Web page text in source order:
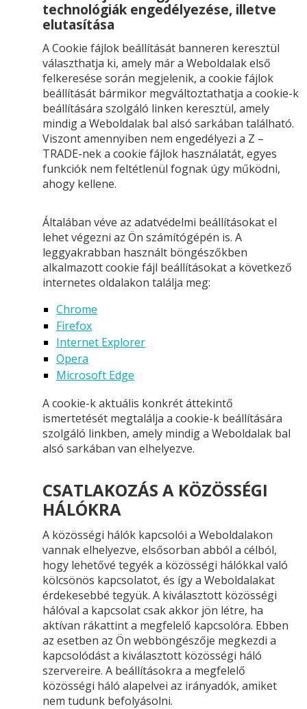
technológiák engedélyezése, illetve
elutasítása
A Cookie fájlok beállítását banneren keresztül
választhatja ki, amely már a Weboldalak első
felkeresése során megjelenik, a cookie fájlok
beállítását bármikor megváltoztathatja a cookie-k
beállítására szolgáló linken keresztül, amely
mindig a Weboldalak bal alsó sarkában található.
Viszont amennyiben nem engedélyezi a Z –
TRADE-nek a cookie fájlok használatát, egyes
funkciók nem feltétlenül fognak úgy működni,
ahogy kellene.
Általában véve az adatvédelmi beállításokat el
lehet végezni az Ön számítógépén is. A
leggyakrabban használt böngészőkben
alkalmazott cookie fájl beállításokat a következő
internetes oldalakon találja meg:
Chrome
Firefox
Internet Explorer
Opera
Microsoft Edge
A cookie-k aktuális konkrét áttekintő
ismertetését megtalálja a cookie-k beállítására
szolgáló linkben, amely mindig a Weboldalak bal
alsó sarkában van elhelyezve.
CSATLAKOZÁS A KÖZÖSSÉGI
HÁLÓKRA
A közösségi hálók kapcsolói a Weboldalakon
vannak elhelyezve, elsősorban abból a célból,
hogy lehetővé tegyék a közösségi hálókkal való
kölcsönös kapcsolatot, és így a Weboldalakat
érdekesebbé tegyük. A kiválasztott közösségi
hálóval a kapcsolat csak akkor jön létre, ha
aktívan rákattint a megfelelő kapcsolóra. Ebben
az esetben az Ön webböngészője megkezdi a
kapcsolódást a kiválasztott közösségi háló
szervereire. A beállításokra a megfelelő
közösségi háló alapelvei az irányadók, amiket
nem tudunk befolyásolni.